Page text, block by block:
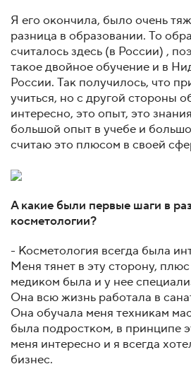
Я его окончила, было очень
разница в образовании. То
считалось здесь (в России) ,
такое двойное обучение и в
России. Так получилось, что
учиться, но с другой стороны
интересно, это опыт, это
большой опыт в учебе и
считаю это плюсом в своей
А какие были первые шаги в
косметологии?
- Косметология всегда была
Меня тянет в эту сторону,
медиком была и у нее
Она всю жизнь работала в
Она обучала меня техникам
была подростком, в принципе
меня интересно и я всегда
бизнес.